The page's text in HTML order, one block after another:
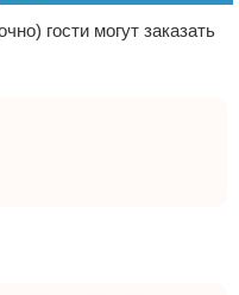
гости могут заказать